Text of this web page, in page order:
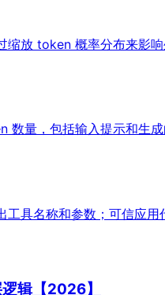
放 token 概率分布来影
量，包括输入提示和生
具名称和参数；可信应用
辑【2026】